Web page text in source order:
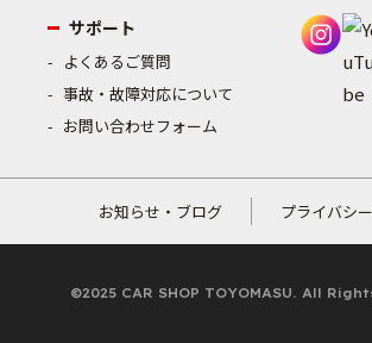
サポート
よくあるご質問
事故・故障対応について
お問い合わせフォーム
お知らせ・ブログ プライバシ
©2025 CAR SHOP TOYOMASU. All